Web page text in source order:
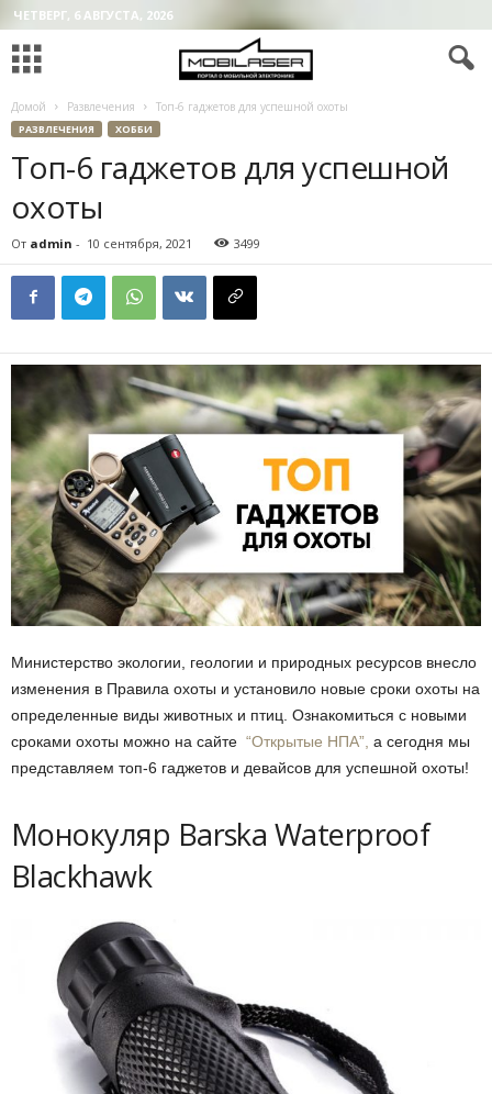
ЧЕТВЕРГ, 6 АВГУСТА, 2026
Домой Развлечения Топ-6 гаджетов для успешной охоты
РАЗВЛЕЧЕНИЯ ХОББИ
Топ-6 гаджетов для успешной
охоты
От admin - 10 сентября, 2021 3499
Министерство экологии, геологии и природных ресурсов внесло
изменения в Правила охоты и установилo новые сроки охоты на
определенные виды животных и птиц. Ознакомиться с новыми
сроками охоты можно на сайте “Открытые НПА”, а сегодня мы
представляем топ-6 гаджетов и девайсов для успешной охоты!
Монокуляр Barska Waterproof
Blackhawk